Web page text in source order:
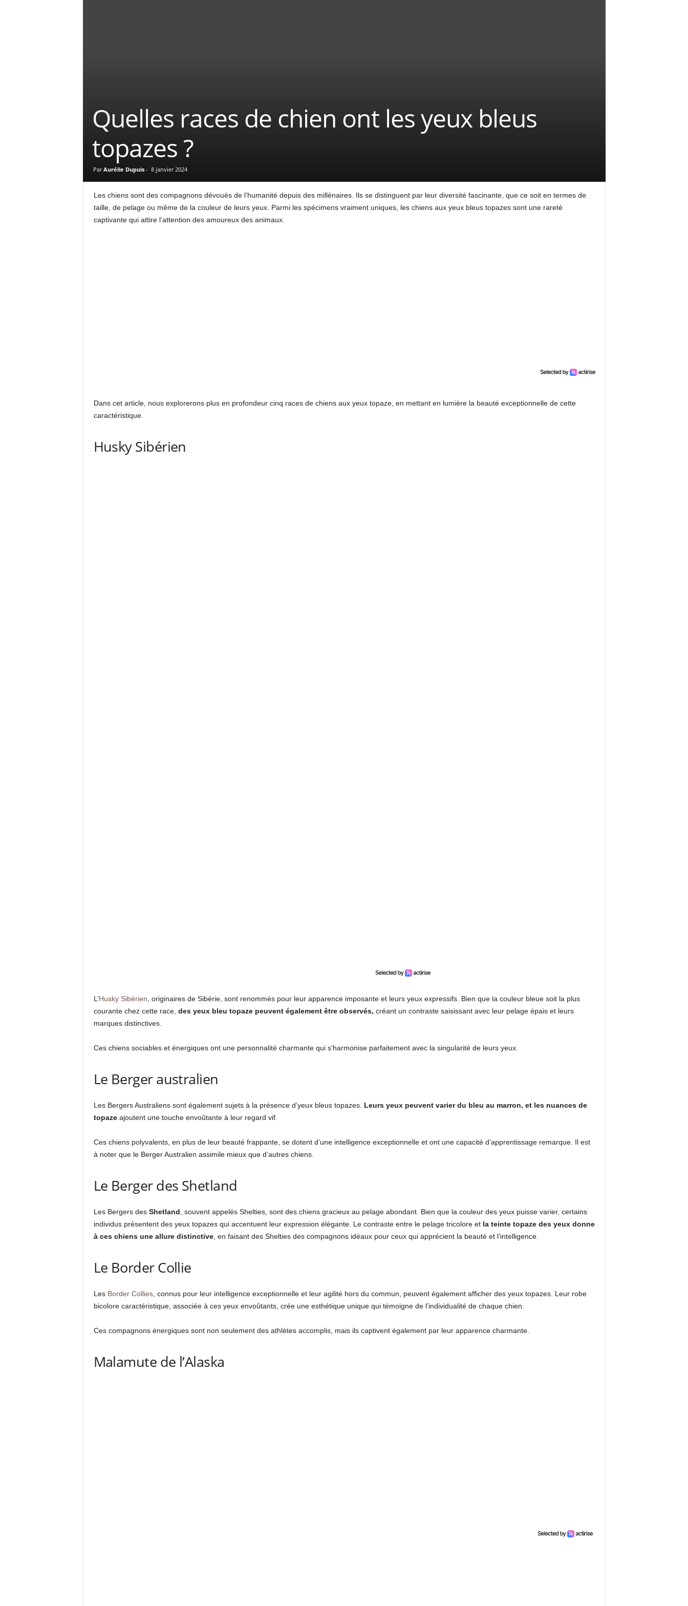
Quelles races de chien ont les yeux bleus
topazes ?
Par Aurélie Dupuis - 8 janvier 2024
Les chiens sont des compagnons dévoués de l’humanité depuis des millénaires. Ils se distinguent par leur diversité fascinante, que ce soit en termes de
taille, de pelage ou même de la couleur de leurs yeux. Parmi les spécimens vraiment uniques, les chiens aux yeux bleus topazes sont une rareté
captivante qui attire l’attention des amoureux des animaux.
Dans cet article, nous explorerons plus en profondeur cinq races de chiens aux yeux topaze, en mettant en lumière la beauté exceptionnelle de cette
caractéristique.
Husky Sibérien
L’Husky Sibérien, originaires de Sibérie, sont renommés pour leur apparence imposante et leurs yeux expressifs. Bien que la couleur bleue soit la plus
courante chez cette race, des yeux bleu topaze peuvent également être observés, créant un contraste saisissant avec leur pelage épais et leurs
marques distinctives.
Ces chiens sociables et énergiques ont une personnalité charmante qui s’harmonise parfaitement avec la singularité de leurs yeux.
Le Berger australien
Les Bergers Australiens sont également sujets à la présence d’yeux bleus topazes. Leurs yeux peuvent varier du bleu au marron, et les nuances de
topazeajoutent une touche envoûtante à leur regard vif.
Ces chiens polyvalents, en plus de leur beauté frappante, se dotent d’une intelligence exceptionnelle et ont une capacité d’apprentissage remarque. Il est
à noter que le Berger Australien assimile mieux que d’autres chiens.
Le Berger des Shetland
Les Bergers des Shetland, souvent appelés Shelties, sont des chiens gracieux au pelage abondant. Bien que la couleur des yeux puisse varier, certains
individus présentent des yeux topazes qui accentuent leur expression élégante. Le contraste entre le pelage tricolore et la teinte topaze des yeux donne
à ces chiens une allure distinctive, en faisant des Shelties des compagnons idéaux pour ceux qui apprécient la beauté et l’intelligence.
Le Border Collie
Les Border Collies, connus pour leur intelligence exceptionnelle et leur agilité hors du commun, peuvent également afficher des yeux topazes. Leur robe
bicolore caractéristique, associée à ces yeux envoûtants, crée une esthétique unique qui témoigne de l’individualité de chaque chien.
Ces compagnons énergiques sont non seulement des athlètes accomplis, mais ils captivent également par leur apparence charmante.
Malamute de l’Alaska